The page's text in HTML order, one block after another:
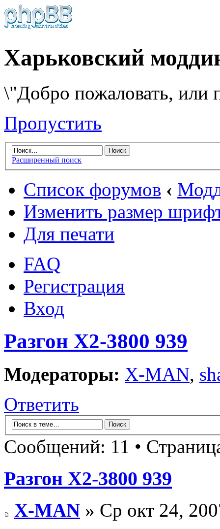
Харьковский
\"Добро пожаловать, или
Пропустить
Расширенный поиск
Список форумов ‹
Изменить размер
Для печати
FAQ
Регистрация
Вход
Разгон Х2-3800 939
Модераторы: X-MAN,
Ответить
Сообщений: 11 •
Разгон Х2-3800 939
X-MAN » Ср окт 24,